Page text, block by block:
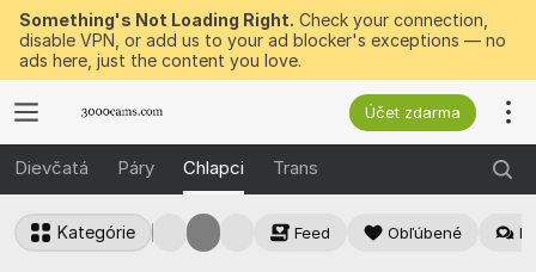
Something's Not Loading Right. Check your connection,
disable VPN, or add us to your ad blocker's exceptions — no
ads here, just the content you love.
Účet zdarma
Dievčatá Páry Chlapci Trans
Kategórie Feed Obľúbené